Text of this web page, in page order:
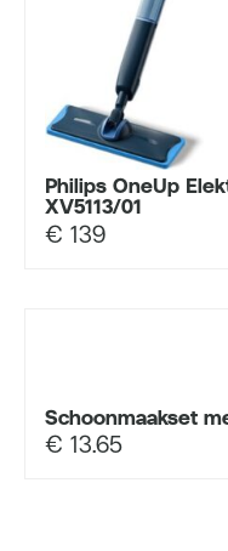
Philips OneUp
XV5113/01
€ 139
Schoonmaakset
€ 13.65